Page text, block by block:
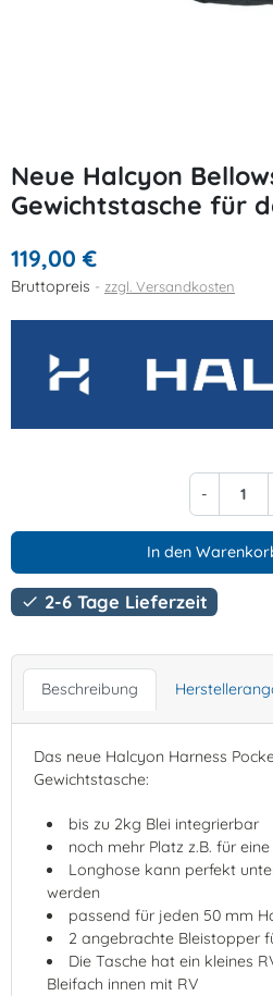
Neue Halcyon
Gewichtstasche für
119,00 €
Bruttopreis zzgl. Versandkosten
-
In den
 2-6 Tage Lieferzeit
Beschreibung
Das neue Halcyon Harness
Gewichtstasche:
bis zu 2kg Blei integrierbar
noch mehr Platz z.B. für
Longhose kann perfekt
werden
passend für jeden 50 mm
2 angebrachte Bleistopper
Die Tasche hat ein kleines
Bleifach innen mit RV